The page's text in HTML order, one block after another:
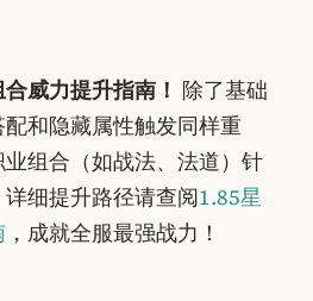
威力提升指南！ 除了基础
和隐藏属性触发同样重
组合（如战法、法道）针
细提升路径请查阅1.85星
，成就全服最强战力！